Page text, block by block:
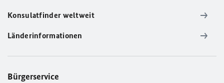
Konsulatfinder weltweit
Länderinformationen
Bürgerservice